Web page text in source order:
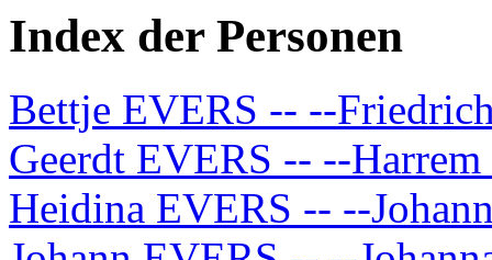
Index der Personen
Bettje EVERS -- --
Geerdt EVERS -- --
Heidina EVERS -- --